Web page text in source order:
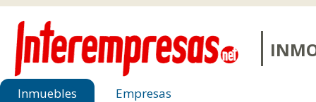
Inmuebles Empresas